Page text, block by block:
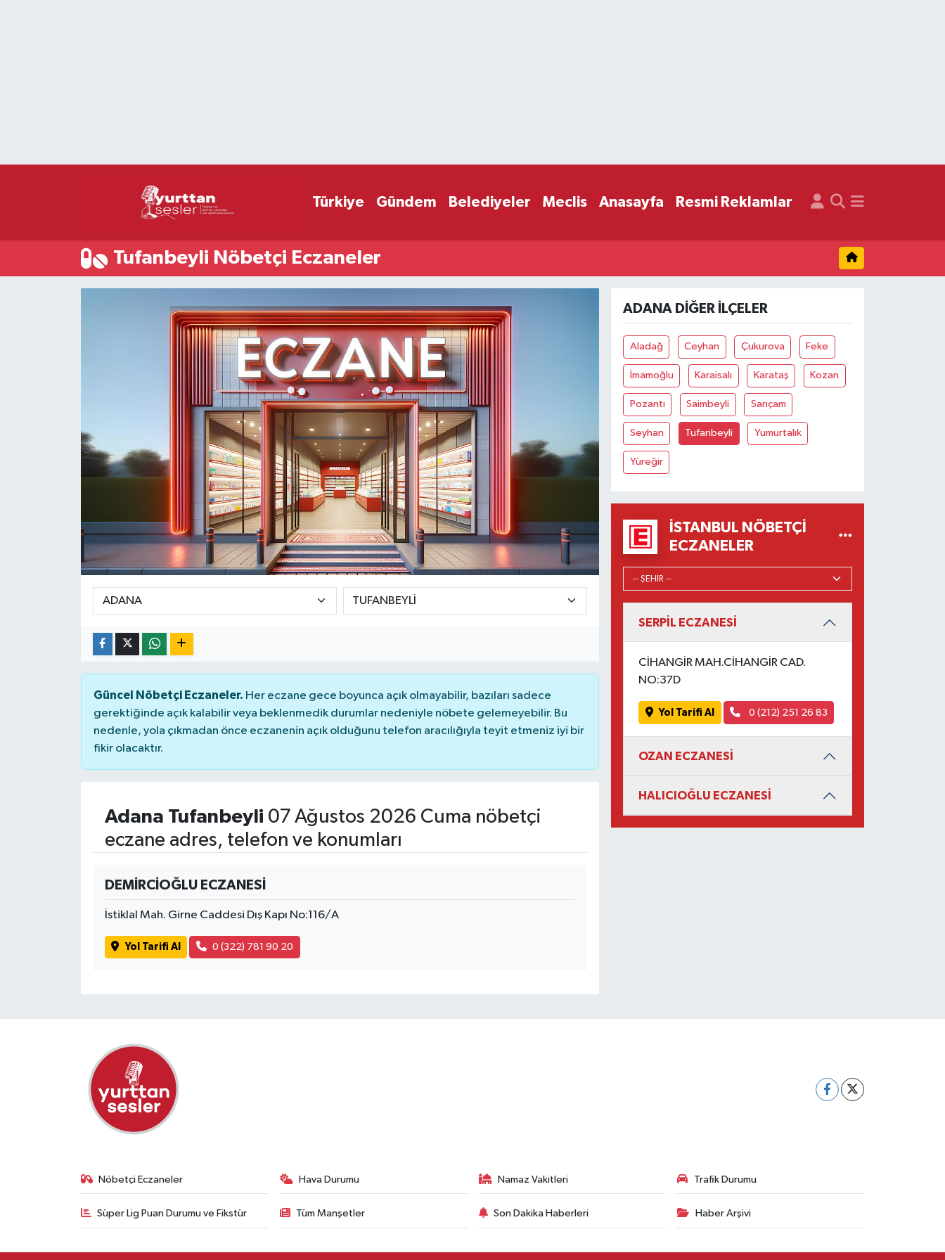
Türkiye Gündem Belediyeler Meclis Anasayfa Resmi Reklamlar
Tufanbeyli Nöbetçi Eczaneler
Güncel Nöbetçi Eczaneler. Her eczane gece boyunca açık olmayabilir, bazıları sadece
gerektiğinde açık kalabilir veya beklenmedik durumlar nedeniyle nöbete gelemeyebilir. Bu
nedenle, yola çıkmadan önce eczanenin açık olduğunu telefon aracılığıyla teyit etmeniz iyi bir
fikir olacaktır.
Adana Tufanbeyli 07 Ağustos 2026 Cuma nöbetçi
eczane adres, telefon ve konumları
DEMİRCİOĞLU ECZANESİ
İstiklal Mah. Girne Caddesi Dış Kapı No:116/A
Yol Tarifi Al 0 (322) 781 90 20
ADANA DIĞER İLÇELER
Aladağ Ceyhan Çukurova Feke
İmamoğlu Karaisalı Karataş Kozan
Pozantı Saimbeyli Sarıçam
Seyhan Tufanbeyli Yumurtalık
Yüreğir
İSTANBUL NÖBETÇI
ECZANELER
SERPİL ECZANESİ
CİHANGİR MAH.CİHANGİR CAD.
NO:37D
Yol Tarifi Al 0 (212) 251 26 83
OZAN ECZANESİ
HALICIOĞLU ECZANESİ
Nöbetçi Eczaneler Hava Durumu Namaz Vakitleri Trafik Durumu
Süper Lig Puan Durumu ve Fikstür Tüm Manşetler Son Dakika Haberleri Haber Arşivi
Süper Lig Puan Durumu ve Fikstür
Son Dakika Haberleri